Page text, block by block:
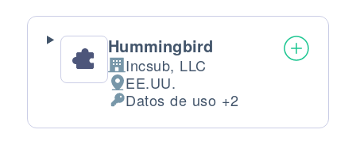
Hummingbird
Empresa:
Incsub, LLC
Lugar de tratamiento:
EE.UU.
Datos Personales tratados:
Datos de uso +2